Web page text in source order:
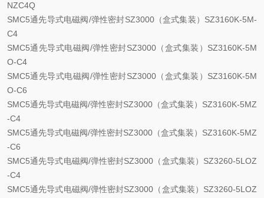
NZC4Q
SMC5通先导式电磁阀/弹性密封SZ3000（盒式集装）SZ3160K-5M-
C4
SMC5通先导式电磁阀/弹性密封SZ3000（盒式集装）SZ3160K-5M
O-C4
SMC5通先导式电磁阀/弹性密封SZ3000（盒式集装）SZ3160K-5M
O-C6
SMC5通先导式电磁阀/弹性密封SZ3000（盒式集装）SZ3160K-5MZ
-C4
SMC5通先导式电磁阀/弹性密封SZ3000（盒式集装）SZ3160K-5MZ
-C6
SMC5通先导式电磁阀/弹性密封SZ3000（盒式集装）SZ3260-5LOZ
-C4
SMC5通先导式电磁阀/弹性密封SZ3000（盒式集装）SZ3260-5LOZ